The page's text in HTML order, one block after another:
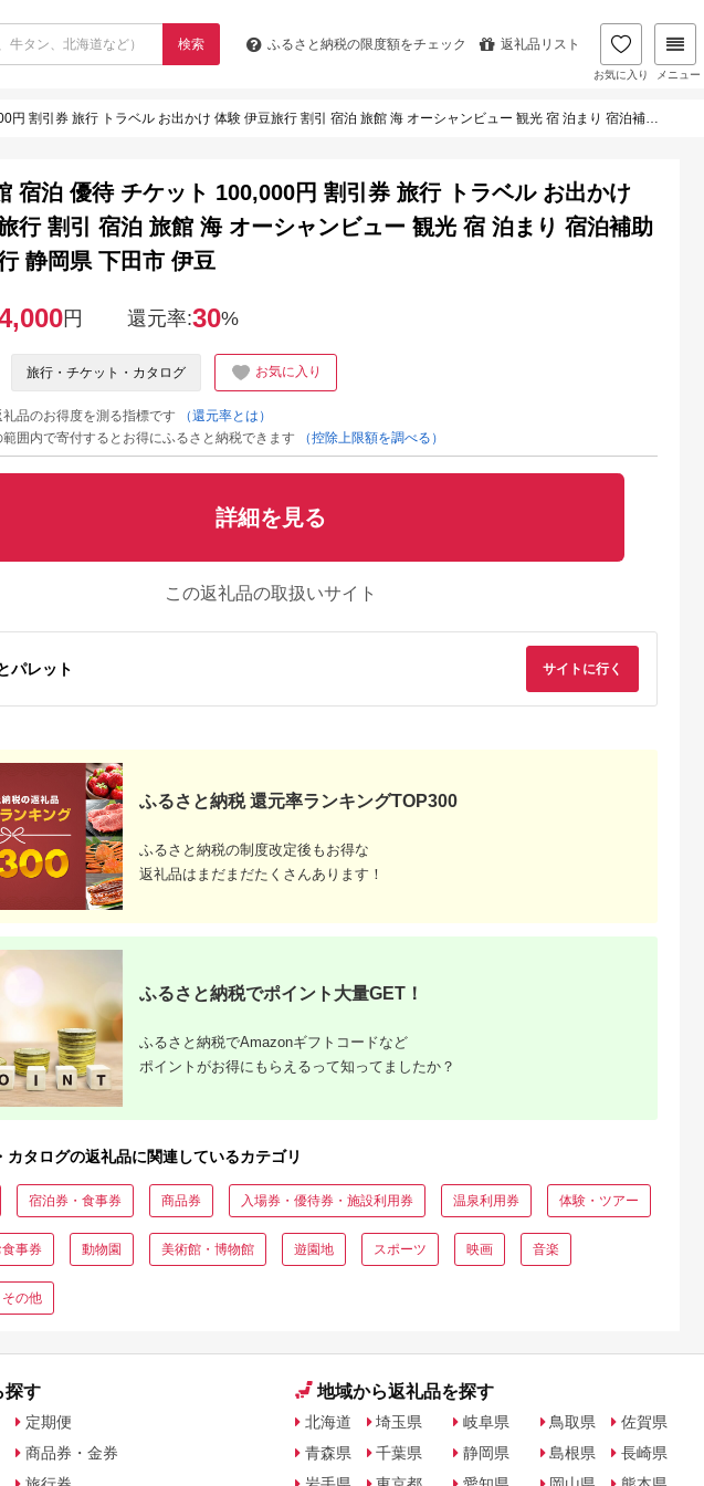
検索 ふるさと納税の限度額をチェック 返礼品リスト
お気に入り メニュー
旅行 トラベル お出かけ 体験 伊豆旅行 割引 宿泊 旅館 海 オーシャンビュー 観光 宿 泊まり 宿泊補助券 国内旅行 静岡県 下田市 伊豆
税
伊東園ホテル・伊東園
ホテル別館・伊東園ホ
テル松川館 ご宿泊券
1泊2日2食付き(1名様
分:GAタイプ)
【1044937】
5.0
寄付金額: 30,000円
159-2009-06 大磯迎
賓舘 お食事券
神奈川県 大磯町 お惣
菜 手作り 大磯名産品
和風おかず おつまみ
お歳暮 食品 敬老の日
おかず 有名地元店 こ
169,000
石垣島の自然を満喫！
NS-2
50,000
北海道富良野市 日本
で30万円寄付できる？おす
宿泊 優待 チケット 100,000円 割引券 旅行 トラベル お出かけ
行 割引 宿泊 旅館 海 オーシャンビュー 観光 宿 泊まり 宿泊補助
静岡県 下田市 伊豆
円 還元率:30%
旅行・チケット・カタログ お気に入り
品のお得度を測る指標です
（還元率とは）
囲内で寄付するとお得にふるさと納税できます
（控除上限額を調べる）
詳細を見る
この返礼品の取扱いサイト
パレット サイトに行く
ふるさと納税 還元率ランキングTOP300
ふるさと納税の制度改定後もお得な
返礼品はまだまだたくさんあります！
ふるさと納税でポイント大量GET！
ふるさと納税でAmazonギフトコードなど
ポイントがお得にもらえるって知ってましたか？
カタログの返礼品に関連しているカテゴリ
宿泊券・食事券 商品券 入場券・優待券・施設利用券 温泉利用券 体験・ツアー
食事券 動物園 美術館・博物館 遊園地 スポーツ 映画 音楽
その他
探す
定期便
商品券・金券
地域から返礼品を探す
北海道
青森県
埼玉県
千葉県
岐阜県
静岡県
鳥取県
島根県
佐賀県
長崎県